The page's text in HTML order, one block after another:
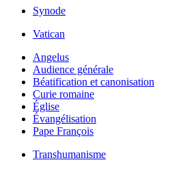
Synode
Vatican
Angelus
Audience générale
Béatification et canonisation
Curie romaine
Église
Évangélisation
Pape François
Transhumanisme